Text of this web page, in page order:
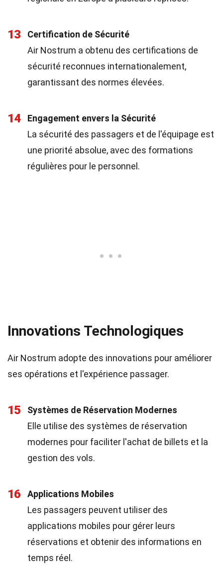
13
Certification de Sécurité
Air Nostrum a obtenu des certifications de
sécurité reconnues internationalement,
garantissant des normes élevées.
14
Engagement envers la Sécurité
La sécurité des passagers et de l'équipage est
une priorité absolue, avec des formations
régulières pour le personnel.
Innovations Technologiques
Air Nostrum adopte des innovations pour améliorer
ses opérations et l'expérience passager.
15
Systèmes de Réservation Modernes
Elle utilise des systèmes de réservation
modernes pour faciliter l'achat de billets et la
gestion des vols.
16
Applications Mobiles
Les passagers peuvent utiliser des
applications mobiles pour gérer leurs
réservations et obtenir des informations en
temps réel.